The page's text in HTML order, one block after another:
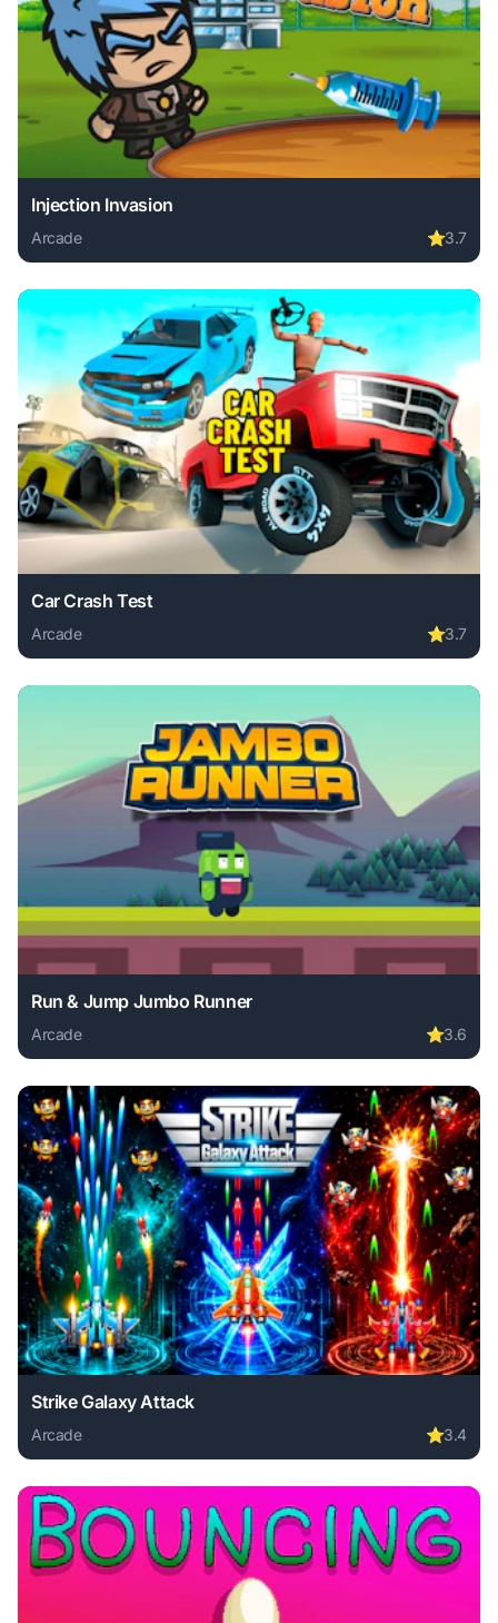
Injection Invasion
Arcade ⭐3.7
Play Injection Invasion online free. arcade game, no
Car Crash Test
Arcade ⭐3.7
Play Car Crash Test online free. arcade game, no
Run & Jump Jumbo Runner
Arcade ⭐3.6
Play Run & Jump Jumbo Runner online free. arcade
Strike Galaxy Attack
Arcade ⭐3.4
Play Strike Galaxy Attack online free. arcade game, no